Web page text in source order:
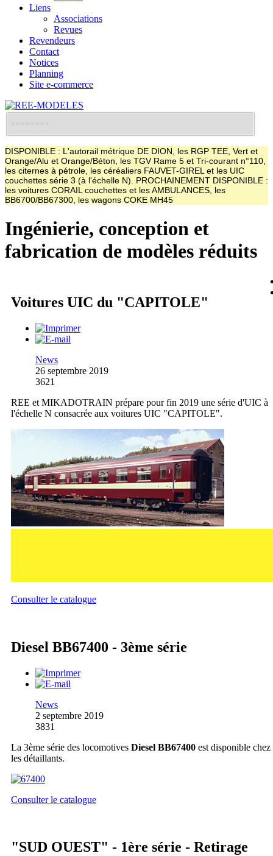
Liens
Associations
Revues
Revendeurs
Contact
Notices
Planning
Site e-commerce
DISPONIBLE : L'autorail métrique DE DION, les RGP TEE, Vert et
Orange/Alu et Orange/Béton, les TGV Rame 5 et Tri-courant n°110,
les citernes à pétrole, les céréaliers FAUVET-GIREL et les UIC
couchettes série 3 (à l'échelle N). PROCHAINEMENT DISPONIBLE :
les voitures CORAIL couchettes et les AMBULANCES, les
BB6700/BB67300, les wagons COKE MH45
Ingénierie, conception et
fabrication de modèles réduits
Voitures UIC du "CAPITOLE"
News
26 septembre 2019
3621
REE et MIKADOTRAIN prépare pour fin 2019 une série d'UIC à
l'échelle N consacrée aux voitures UIC "CAPITOLE".
Consulter le catalogue
Diesel BB67400 - 3ème série
News
2 septembre 2019
3831
La 3ème série des locomotives Diesel BB67400 est disponible chez
les détaillants.
Consulter le catalogue
"SUD OUEST" - 1ère série - Retirage